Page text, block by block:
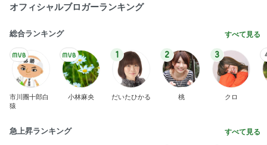
オフィシャルブロガーランキング
総合ランキング すべて見る
市川團十郎白
猿
小林麻央
1
だいたひかる
2
桃
3
クロ
急上昇ランキング すべて見る